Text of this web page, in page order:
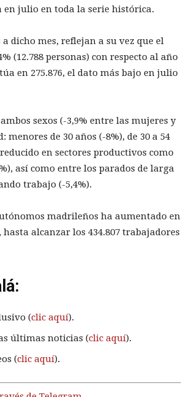
en julio en toda la serie histórica.
dicho mes, reflejan a su vez que el
(12.788 personas) con respecto al año
en 275.876, el dato más bajo en julio
sexos (-3,9% entre las mujeres y
de 30 años (-8%), de 30 a 54
en sectores productivos como
así como entre los parados de larga
trabajo (-5,4%).
madrileños ha aumentado en
alcanzar los 434.807 trabajadores
(clic aquí).
últimas noticias (clic aquí).
(clic aquí).